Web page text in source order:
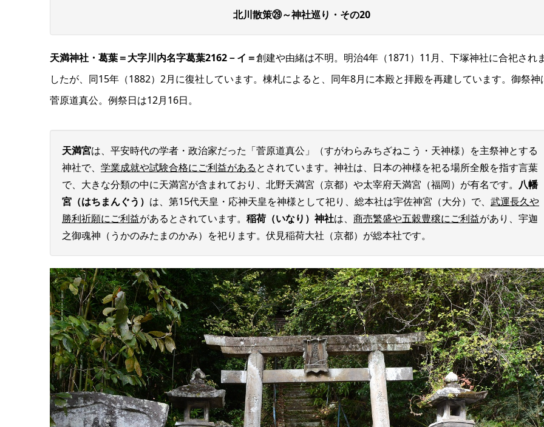
北川散策㉙～神社巡り・その20
天満神社・葛葉＝大字川内名字葛葉2162－イ＝創建や由緒は不明。明治4年（1871）11月、下塚神社に合祀され
したが、同15年（1882）2月に復社しています。棟札によると、同年8月に本殿と拝殿を再建しています。御祭神
菅原道真公。例祭日は12月16日。
天満宮は、平安時代の学者・政治家だった「菅原道真公」（すがわらみちざねこう・天神様）を主祭神とする
神社で、 学業成就や試験合格にご利益があるとされています。神社は、日本の神様を祀る場所全般を指す言葉
で、大きな分類の中に天満宮が含まれており、北野天満宮（京都）や太宰府天満宮（福岡）が有名です。 八幡
宮（はちまんぐう） は、第15代天皇・応神天皇を神様として祀り、総本社は宇佐神宮（大分）で、 武運長久や
勝利祈願にご利益があるとされています。 稲荷（いなり）神社は、 商売繁盛や五穀豊穣にご利益があり、宇迦
之御魂神（うかのみたまのかみ）を祀ります。伏見稲荷大社（京都）が総本社です。